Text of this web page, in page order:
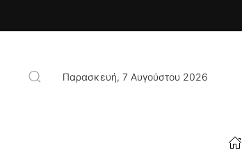
Παρασκευή, 7 Αυγούστου 2026